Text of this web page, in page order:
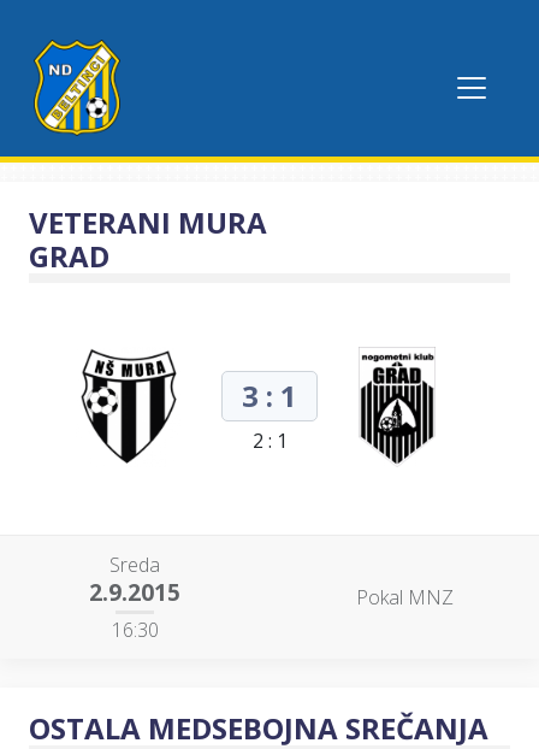
VETERANI MURA
GRAD
3 : 1
2 : 1
Sreda
2.9.2015
16:30
Pokal MNZ
OSTALA MEDSEBOJNA SREČANJA